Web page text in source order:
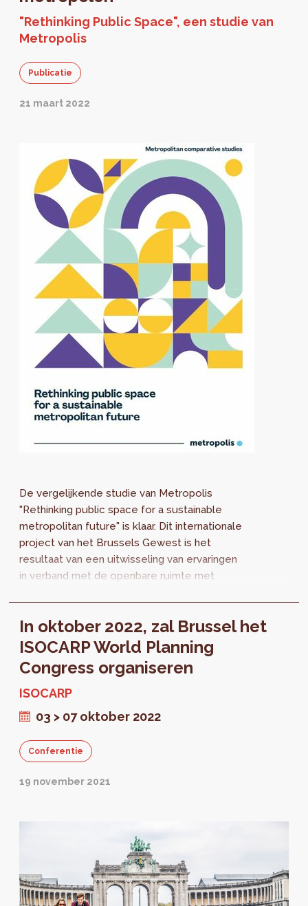
"Rethinking Public Space", een studie van
Metropolis
Publicatie
21 maart 2022
De vergelijkende studie van Metropolis
"Rethinking public space for a sustainable
metropolitan future" is klaar. Dit internationale
project van het Brussels Gewest is het
resultaat van een uitwisseling van ervaringen
in verband met de openbare ruimte met
In oktober 2022, zal Brussel het
ISOCARP World Planning
Congress organiseren
ISOCARP
03 > 07 oktober 2022
Conferentie
19 november 2021